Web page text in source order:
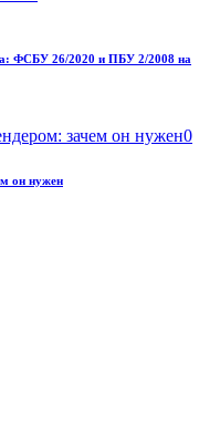
ФСБУ 26/2020 и ПБУ 2/2008 на
0
он нужен